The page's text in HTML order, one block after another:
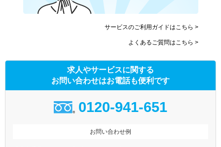
サービスのご利用ガイドはこちら >
よくあるご質問はこちら >
求人やサービスに関する
お問い合わせはお電話も便利です
0120-941-651
お問い合わせ例